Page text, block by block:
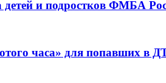
детей и подростков ФМБА
часа» для попавших в